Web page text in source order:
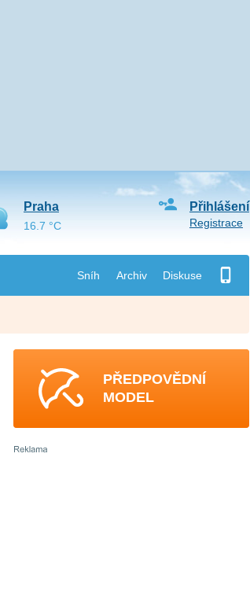
Sníh Archiv Diskuse
Přihlášení
Registrace
Praha
16.7 °C
PŘEDPOVĚDNÍ
MODEL